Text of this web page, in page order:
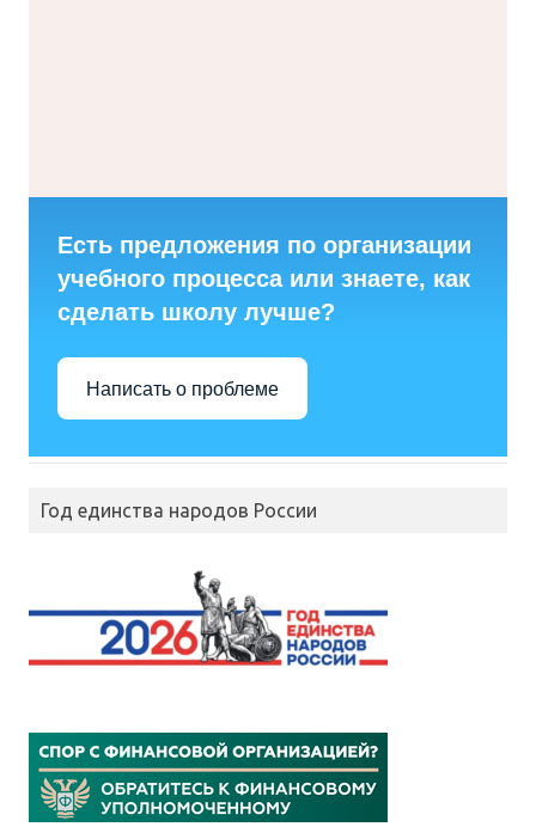
Есть предложения по организации
учебного процесса или знаете, как
сделать школу лучше?
Написать о проблеме
Год единства народов России